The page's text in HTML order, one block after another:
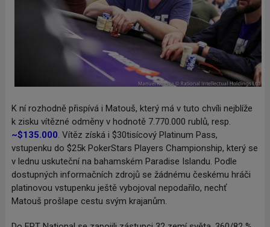
K ní rozhodně přispívá i Matouš, který má v tuto chvíli nejblíže
k zisku vítězné odměny v hodnotě 7.770.000 rublů, resp.
~$135.000. Vítěz získá i $30tisícový Platinum Pass,
vstupenku do $25k PokerStars Players Championship, který se
v lednu uskuteční na bahamském Paradise Islandu. Podle
dostupných informačních zdrojů se žádnému českému hráči
platinovou vstupenku ještě vybojoval nepodařilo, nechť
Matouš prošlape cestu svým krajanům.